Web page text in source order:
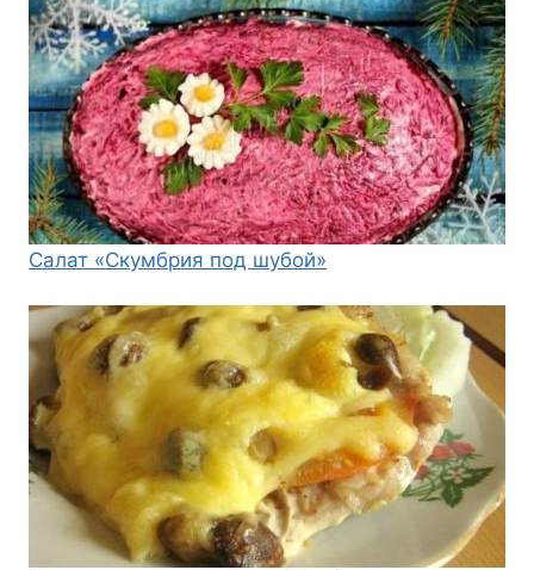
Салат «Скумбрия под шубой»